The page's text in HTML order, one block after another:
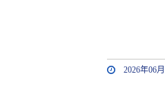
2026年06